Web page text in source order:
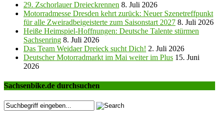
29. Zschorlauer Dreieckrennen 8. Juli 2026
Motorradmesse Dresden kehrt zurück: Neuer Szenetreffpunkt
für alle Zweiradbeigeisterte zum Saisonstart 2027 8. Juli 2026
Heiße Heimspiel-Hoffnungen: Deutsche Talente stürmen
Sachsenring 8. Juli 2026
Das Team Weidaer Dreieck sucht Dich! 2. Juli 2026
Deutscher Motorradmarkt im Mai weiter im Plus 15. Juni
2026
Sachsenbike.de durchsuchen